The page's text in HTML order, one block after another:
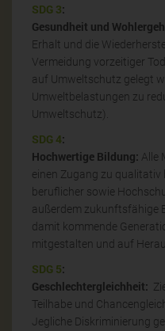
SDG 3:
Gesundheit und
Erhalt und die
Vermeidung vorzeitiger
auf Umweltschutz gelegt
Umweltbelastungen zu
Umweltschutz).
SDG 4:
Hochwertige Bildung: Alle
einen Zugang zu qualitativ
beruflicher sowie
außerdem zukunftsfähige
damit kommende
mitgestalten und auf
SDG 5:
Geschlechtergleichheit:
Teilhabe und
Jegliche Diskriminierung